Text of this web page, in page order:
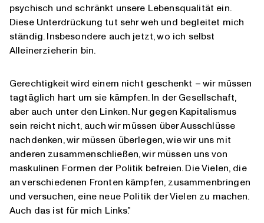
psychisch und schränkt unsere Lebensqualität ein.
Diese Unterdrückung tut sehr weh und begleitet mich
ständig. Insbesondere auch jetzt, wo ich selbst
Alleinerzieherin bin.
Gerechtigkeit wird einem nicht geschenkt – wir müssen
tagtäglich hart um sie kämpfen. In der Gesellschaft,
aber auch unter den Linken. Nur gegen Kapitalismus
sein reicht nicht, auch wir müssen über Ausschlüsse
nachdenken, wir müssen überlegen, wie wir uns mit
anderen zusammenschließen, wir müssen uns von
maskulinen Formen der Politik befreien. Die Vielen, die
an verschiedenen Fronten kämpfen, zusammenbringen
und versuchen, eine neue Politik der Vielen zu machen.
Auch das ist für mich Links.”